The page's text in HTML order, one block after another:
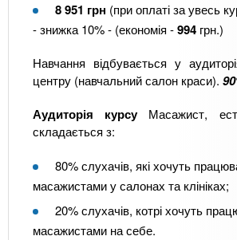
8 951 грн (при оплаті за увесь
- знижка 10% - (економія -994 грн.)
Навчання відбувається у
центру (навчальний салон краси).
Аудиторія курсуМасажист,
складається з:
80% слухачів, які хочуть
масажистами у салонах та клініках;
20% слухачів, котрі хочуть
масажистами на себе.